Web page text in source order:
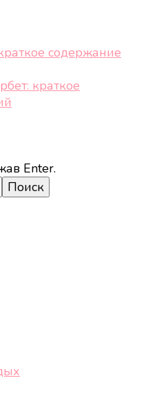
содержание
краткое
а также трендах,
стиле, отдыхе и
Enter.
а также трендах,
стиле, отдыхе и